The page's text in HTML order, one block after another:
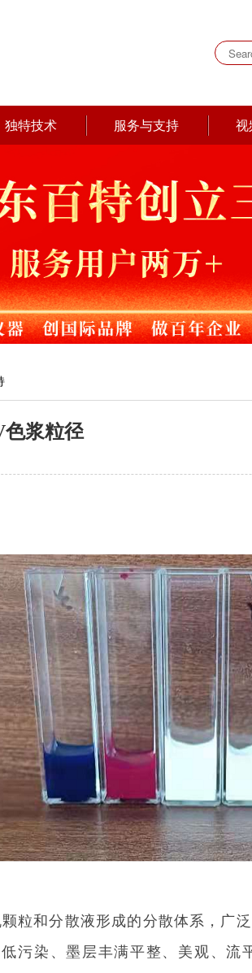
独特技术 服务与支持 视
色浆粒径
和分散液形成的分散体系，广
污染、墨层丰满平整、美观、流